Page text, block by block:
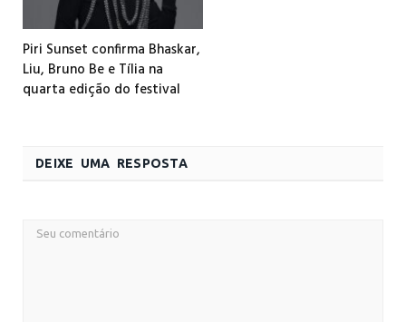
Piri Sunset confirma Bhaskar,
Liu, Bruno Be e Tília na
quarta edição do festival
DEIXE UMA RESPOSTA